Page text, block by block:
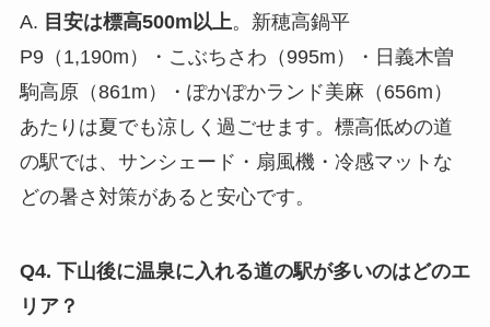
A. 目安は標高500m以上。新穂高鍋平
P9（1,190m）・こぶちさわ（995m）・日義木曽
駒高原（861m）・ぽかぽかランド美麻（656m）
あたりは夏でも涼しく過ごせます。標高低めの道
の駅では、サンシェード・扇風機・冷感マットな
どの暑さ対策があると安心です。
Q4. 下山後に温泉に入れる道の駅が多いのはどのエ
リア？